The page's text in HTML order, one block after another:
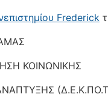
Frederick